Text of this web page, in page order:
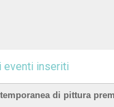
eventi inseriti
di pittura